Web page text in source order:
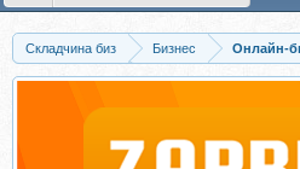
Складчина биз Бизнес Онлайн-